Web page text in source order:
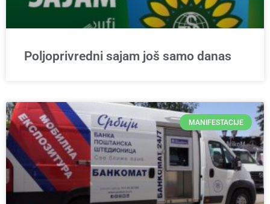
Poljoprivredni sajam još samo danas
MANIFESTACIJE